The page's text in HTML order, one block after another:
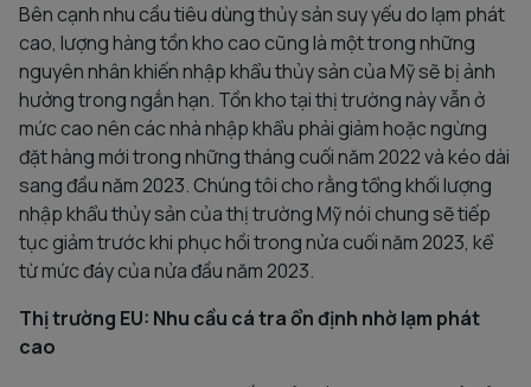
Bên cạnh nhu cầu tiêu dùng thủy sản suy yếu do lạm phát
cao, lượng hàng tồn kho cao cũng là một trong những
nguyên nhân khiến nhập khẩu thủy sản của Mỹ sẽ bị ảnh
hưởng trong ngắn hạn. Tồn kho tại thị trường này vẫn ở
mức cao nên các nhà nhập khẩu phải giảm hoặc ngừng
đặt hàng mới trong những tháng cuối năm 2022 và kéo dài
sang đầu năm 2023. Chúng tôi cho rằng tổng khối lượng
nhập khẩu thủy sản của thị trường Mỹ nói chung sẽ tiếp
tục giảm trước khi phục hồi trong nửa cuối năm 2023, kể
từ mức đáy của nửa đầu năm 2023.
Thị trường EU: Nhu cầu cá tra ổn định nhờ lạm phát
cao